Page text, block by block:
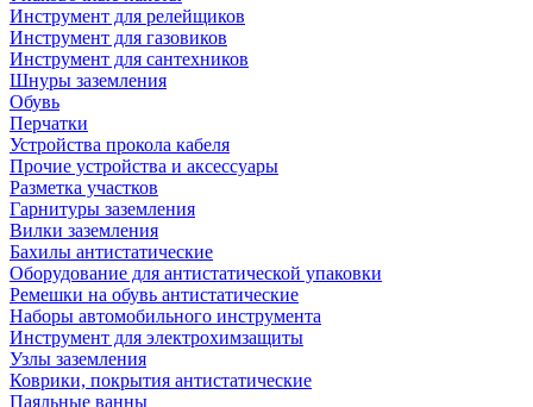
Инструмент для релейщиков
Инструмент для газовиков
Инструмент для сантехников
Шнуры заземления
Обувь
Перчатки
Устройства прокола кабеля
Прочие устройства и аксессуары
Разметка участков
Гарнитуры заземления
Вилки заземления
Бахилы антистатические
Оборудование для антистатической упаковки
Ремешки на обувь антистатические
Наборы автомобильного инструмента
Инструмент для электрохимзащиты
Узлы заземления
Коврики, покрытия антистатические
Паяльные ванны